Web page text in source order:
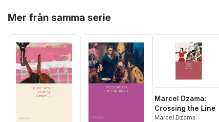
Mer från samma serie
Marcel Dzama:
Crossing the Line
Marcel Dzama